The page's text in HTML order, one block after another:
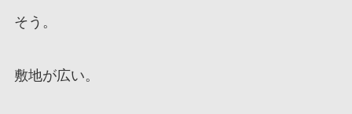
そう。
敷地が広い。